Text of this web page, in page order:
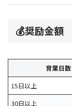
💰奨励金額
育業日数
15日以上
30日以上